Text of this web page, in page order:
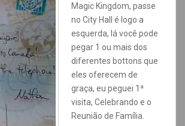
Magic Kingdom, passe
no City Hall é logo a
esquerda, lá você pode
pegar 1 ou mais dos
diferentes bottons que
eles oferecem de
graça, eu peguei 1ª
visita, Celebrando e o
Reunião de Família.